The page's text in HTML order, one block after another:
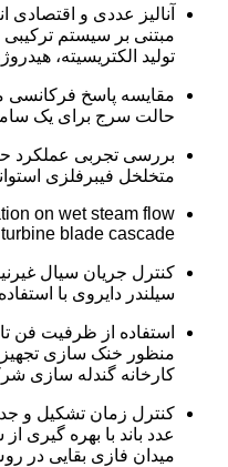
آنالیز عددی و اقتصادی
تولید الکتریسیته،
مقایسه پاسخ فرکانسی
حالت سرج برای یک
بررسی تجربی عملکرد
متخلخل فیبرفلزی
on wet steam flow
blade cascade
کنترل جریان سیال
سیلندر دایروی با
استفاده از ظرفیت فن
منظور خنک سازی
کارخانه گندله سازی
کنترل زمان تشکیل و
عدد باند با بهره گیری
میدان فازی بقایی در